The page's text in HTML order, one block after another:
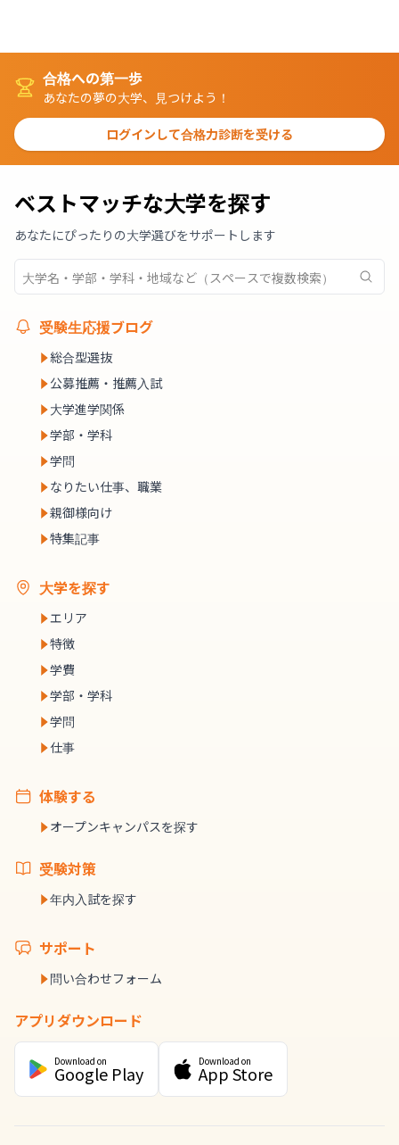
合格への第一歩
あなたの夢の大学、見つけよう！
ログインして合格力診断を受ける
ベストマッチな大学を探す
あなたにぴったりの大学選びをサポートします
受験生応援ブログ
総合型選抜
公募推薦・推薦入試
大学進学関係
学部・学科
学問
なりたい仕事、職業
親御様向け
特集記事
大学を探す
エリア
特徴
学費
学部・学科
学問
仕事
体験する
オープンキャンパスを探す
受験対策
年内入試を探す
サポート
問い合わせフォーム
アプリダウンロード
Download on
Google Play
Download on
App Store